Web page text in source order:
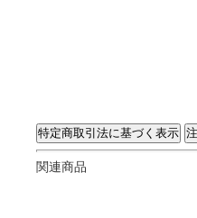
関連商品